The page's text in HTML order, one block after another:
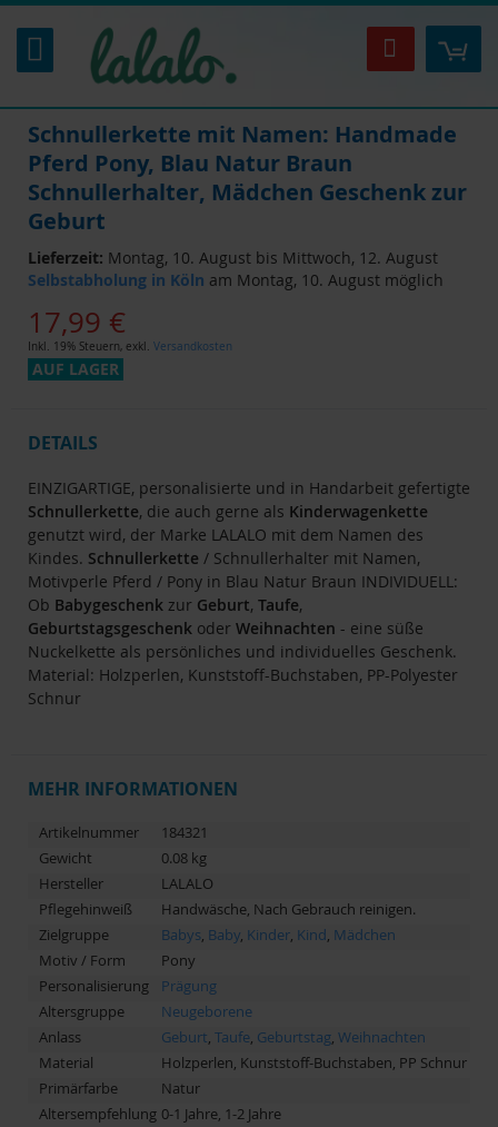
Inhalt
springen
Suche
Schnullerkette mit Namen: Handmade
Pferd Pony, Blau Natur Braun
Schnullerhalter, Mädchen Geschenk zur
Geburt
Lieferzeit: Montag, 10. August bis Mittwoch, 12. August
Selbstabholung in Köln am Montag, 10. August möglich
17,99 €
Inkl. 19% Steuern, exkl. Versandkosten
AUF LAGER
DETAILS
EINZIGARTIGE, personalisierte und in Handarbeit gefertigte
Schnullerkette, die auch gerne als Kinderwagenkette
genutzt wird, der Marke LALALO mit dem Namen des
Kindes. Schnullerkette / Schnullerhalter mit Namen,
Motivperle Pferd / Pony in Blau Natur Braun INDIVIDUELL:
Ob Babygeschenk zur Geburt, Taufe,
Geburtstagsgeschenk oder Weihnachten - eine süße
Nuckelkette als persönliches und individuelles Geschenk.
Material: Holzperlen, Kunststoff-Buchstaben, PP-Polyester
Schnur
MEHR INFORMATIONEN
Artikelnummer
184321
Gewicht
0.08 kg
Hersteller
LALALO
Pflegehinweiß
Handwäsche, Nach Gebrauch reinigen.
Zielgruppe
Babys, Baby, Kinder, Kind, Mädchen
Motiv / Form
Pony
Personalisierung
Prägung
Altersgruppe
Neugeborene
Anlass
Geburt, Taufe, Geburtstag, Weihnachten
Material
Holzperlen, Kunststoff-Buchstaben, PP Schnur
Primärfarbe
Natur
Altersempfehlung 0-1 Jahre, 1-2 Jahre